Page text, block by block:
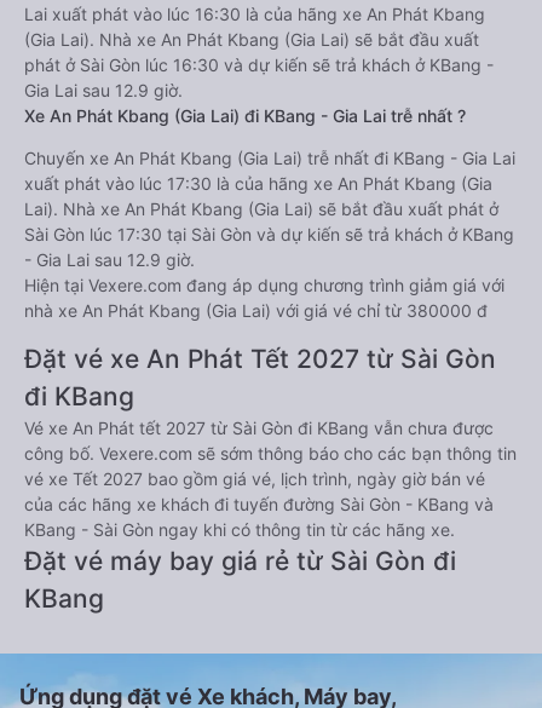
Lai xuất phát vào lúc 16:30 là của hãng xe An Phát Kbang
(Gia Lai). Nhà xe An Phát Kbang (Gia Lai) sẽ bắt đầu xuất
phát ở Sài Gòn lúc 16:30 và dự kiến sẽ trả khách ở KBang -
Gia Lai sau 12.9 giờ.
Xe An Phát Kbang (Gia Lai) đi KBang - Gia Lai trễ nhất ?
Chuyến xe An Phát Kbang (Gia Lai) trễ nhất đi KBang - Gia Lai
xuất phát vào lúc 17:30 là của hãng xe An Phát Kbang (Gia
Lai). Nhà xe An Phát Kbang (Gia Lai) sẽ bắt đầu xuất phát ở
Sài Gòn lúc 17:30 tại Sài Gòn và dự kiến sẽ trả khách ở KBang
- Gia Lai sau 12.9 giờ.
Hiện tại Vexere.com đang áp dụng chương trình giảm giá với
nhà xe An Phát Kbang (Gia Lai) với giá vé chỉ từ 380000 đ
Đặt vé xe An Phát Tết 2027 từ Sài Gòn
đi KBang
Vé xe An Phát tết 2027 từ Sài Gòn đi KBang vẫn chưa được
công bố. Vexere.com sẽ sớm thông báo cho các bạn thông tin
vé xe Tết 2027 bao gồm giá vé, lịch trình, ngày giờ bán vé
của các hãng xe khách đi tuyến đường Sài Gòn - KBang và
KBang - Sài Gòn ngay khi có thông tin từ các hãng xe.
Đặt vé máy bay giá rẻ từ Sài Gòn đi
KBang
Ứng dụng đặt vé Xe khách, Máy bay,